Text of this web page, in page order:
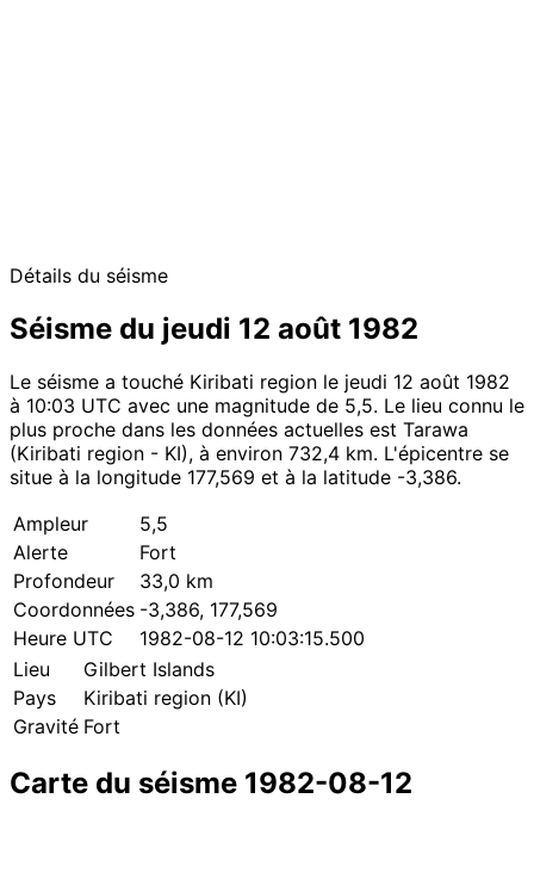
Détails du séisme
Séisme du jeudi 12 août 1982
Le séisme a touché Kiribati region le jeudi 12 août 1982
à 10:03 UTC avec une magnitude de 5,5. Le lieu connu le
plus proche dans les données actuelles est Tarawa
(Kiribati region - KI), à environ 732,4 km. L'épicentre se
situe à la longitude 177,569 et à la latitude -3,386.
Ampleur
5,5
Alerte
Fort
Profondeur
33,0 km
Coordonnées -3,386, 177,569
Heure UTC
1982-08-12 10:03:15.500
Lieu
Gilbert Islands
Pays
Kiribati region (KI)
Gravité Fort
Carte du séisme 1982-08-12